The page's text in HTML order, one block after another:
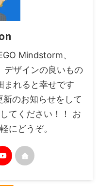
Mindstorm、
デザインの良いもの
まれると幸せです
のお知らせをして
てください！！ お
にどうぞ。